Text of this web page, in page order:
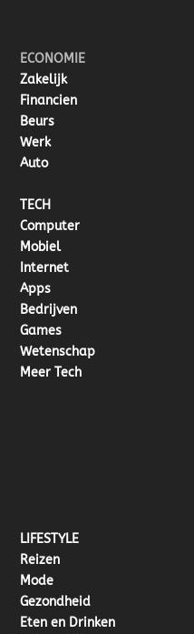
ECONOMIE
Zakelijk
Financien
Beurs
Werk
Auto
TECH
Computer
Mobiel
Internet
Apps
Bedrijven
Games
Wetenschap
Meer Tech
LIFESTYLE
Reizen
Mode
Gezondheid
Eten en Drinken